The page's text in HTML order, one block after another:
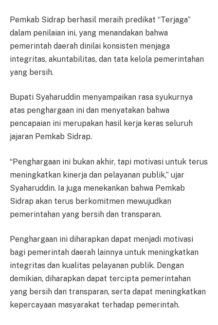
Pemkab Sidrap berhasil meraih predikat “Terjaga”
dalam penilaian ini, yang menandakan bahwa
pemerintah daerah dinilai konsisten menjaga
integritas, akuntabilitas, dan tata kelola pemerintahan
yang bersih.
Bupati Syaharuddin menyampaikan rasa syukurnya
atas penghargaan ini dan menyatakan bahwa
pencapaian ini merupakan hasil kerja keras seluruh
jajaran Pemkab Sidrap.
“Penghargaan ini bukan akhir, tapi motivasi untuk terus
meningkatkan kinerja dan pelayanan publik,” ujar
Syaharuddin. Ia juga menekankan bahwa Pemkab
Sidrap akan terus berkomitmen mewujudkan
pemerintahan yang bersih dan transparan.
Penghargaan ini diharapkan dapat menjadi motivasi
bagi pemerintah daerah lainnya untuk meningkatkan
integritas dan kualitas pelayanan publik. Dengan
demikian, diharapkan dapat tercipta pemerintahan
yang bersih dan transparan, serta dapat meningkatkan
kepercayaan masyarakat terhadap pemerintah.